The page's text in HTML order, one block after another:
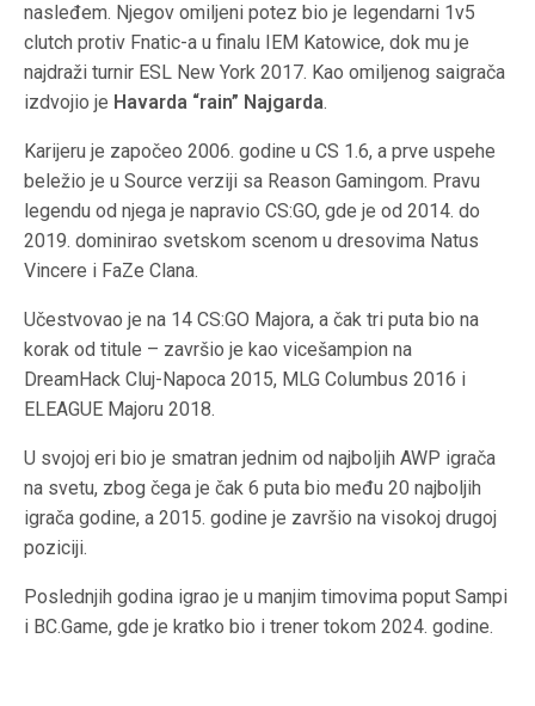
nasleđem. Njegov omiljeni potez bio je legendarni 1v5
clutch protiv Fnatic-a u finalu IEM Katowice, dok mu je
najdraži turnir ESL New York 2017. Kao omiljenog saigrača
izdvojio je Havarda “rain” Najgarda.
Karijeru je započeo 2006. godine u CS 1.6, a prve uspehe
beležio je u Source verziji sa Reason Gamingom. Pravu
legendu od njega je napravio CS:GO, gde je od 2014. do
2019. dominirao svetskom scenom u dresovima Natus
Vincere i FaZe Clana.
Učestvovao je na 14 CS:GO Majora, a čak tri puta bio na
korak od titule – završio je kao vicešampion na
DreamHack Cluj-Napoca 2015, MLG Columbus 2016 i
ELEAGUE Majoru 2018.
U svojoj eri bio je smatran jednim od najboljih AWP igrača
na svetu, zbog čega je čak 6 puta bio među 20 najboljih
igrača godine, a 2015. godine je završio na visokoj drugoj
poziciji.
Poslednjih godina igrao je u manjim timovima poput Sampi
i BC.Game, gde je kratko bio i trener tokom 2024. godine.